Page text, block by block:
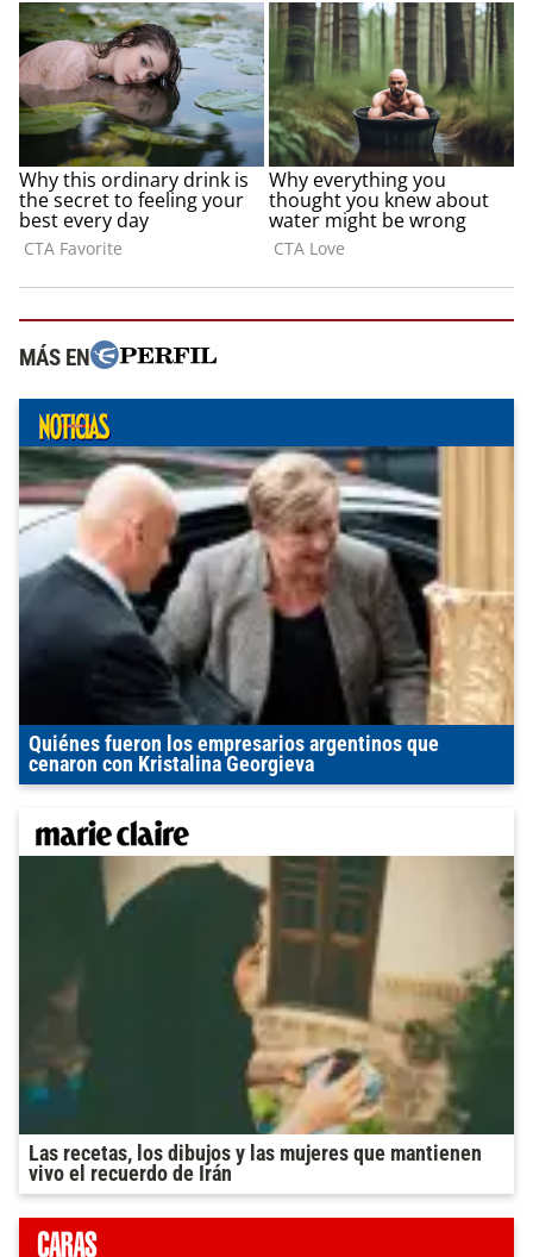
MÁS EN
Quiénes fueron los empresarios argentinos que
cenaron con Kristalina Georgieva
Las recetas, los dibujos y las mujeres que mantienen
vivo el recuerdo de Irán